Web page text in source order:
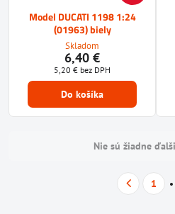
Model DUCATI 1198 1:24
(01963) biely
Skladom
6,40 €
5,20 € bez DPH
Do košíka
Nie sú žiadne
1